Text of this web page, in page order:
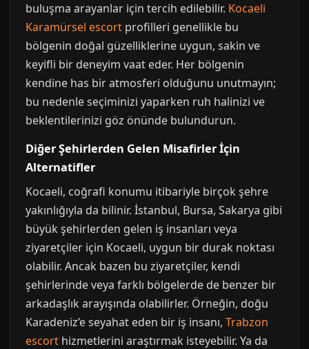
buluşma arayanlar için tercih edilebilir. Kocaeli
Karamürsel escort profilleri genellikle bu
bölgenin doğal güzelliklerine uygun, sakin ve
keyifli bir deneyim vaat eder. Her bölgenin
kendine has bir atmosferi olduğunu unutmayın;
bu nedenle seçiminizi yaparken ruh halinizi ve
beklentilerinizi göz önünde bulundurun.
Diğer Şehirlerden Gelen Misafirler İçin
Alternatifler
Kocaeli, coğrafi konumu itibariyle birçok şehre
yakınlığıyla da bilinir. İstanbul, Bursa, Sakarya gibi
büyük şehirlerden gelen iş insanları veya
ziyaretçiler için Kocaeli, uygun bir durak noktası
olabilir. Ancak bazen bu ziyaretçiler, kendi
şehirlerinde veya farklı bölgelerde de benzer bir
arkadaşlık arayışında olabilirler. Örneğin, doğu
Karadeniz’e seyahat eden bir iş insanı, Trabzon
escort hizmetlerini araştırmak isteyebilir. Ya da